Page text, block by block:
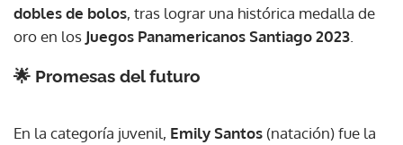
dobles de bolos, tras lograr una histórica medalla de
oro en los Juegos Panamericanos Santiago 2023
🌟 Promesas del futuro
En la categoría juvenil, Emily Santos (natación) fue la